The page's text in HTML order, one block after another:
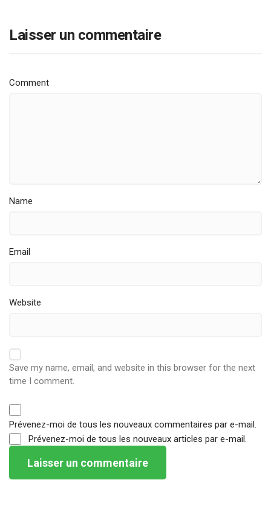
Laisser un commentaire
Comment
Name
Email
Website
Save my name, email, and website in this browser for the next
time I comment.
Prévenez-moi de tous les nouveaux commentaires par e-mail.
Prévenez-moi de tous les nouveaux articles par e-mail.